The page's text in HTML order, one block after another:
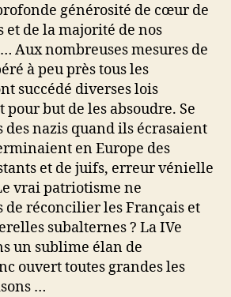
générosité de cœur de
et de la majorité de nos
Aux nombreuses mesures de
à peu près tous les
succédé diverses lois
pour but de les absoudre. Se
des nazis quand ils écrasaient
en Europe des
et de juifs, erreur vénielle
vrai patriotisme ne
réconcilier les Français et
subalternes ? La IVe
un sublime élan de
ouvert toutes grandes les
…